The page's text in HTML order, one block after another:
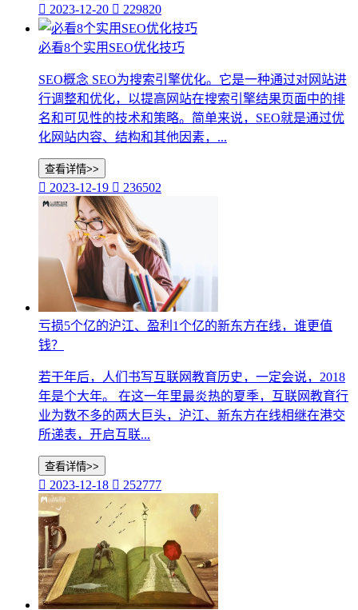
 2023-12-20  229820
必看8个实用SEO优化技巧
SEO概念 SEO为搜索引擎优化。它是一种通过对网站进
行调整和优化，以提高网站在搜索引擎结果页面中的排
名和可见性的技术和策略。简单来说，SEO就是通过优
化网站内容、结构和其他因素，...
查看详情>>
 2023-12-19  236502
亏损5个亿的沪江、盈利1个亿的新东方在线，谁更值
钱？
若干年后，人们书写互联网教育历史，一定会说，2018
年是个大年。 在这一年里最炎热的夏季，互联网教育行
业为数不多的两大巨头，沪江、新东方在线相继在港交
所递表，开启互联...
查看详情>>
 2023-12-18  252777